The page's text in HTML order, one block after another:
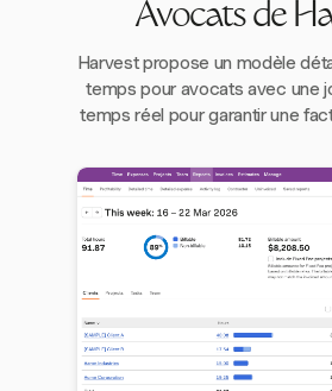
Avocats de
Harvest propose un modèle
temps pour avocats avec une
temps réel pour garantir une